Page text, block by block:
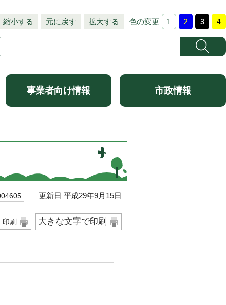
縮小する 元に戻す 拡大する 色の変更
事業者向け情報 市政情報
更新日 平成29年9月15日
印刷 大きな文字で印刷